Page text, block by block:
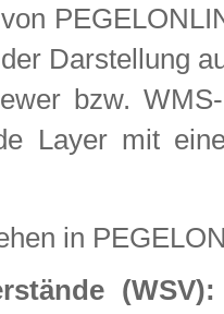
Darstellung
bzw.
Layer mit
in
(WSV):